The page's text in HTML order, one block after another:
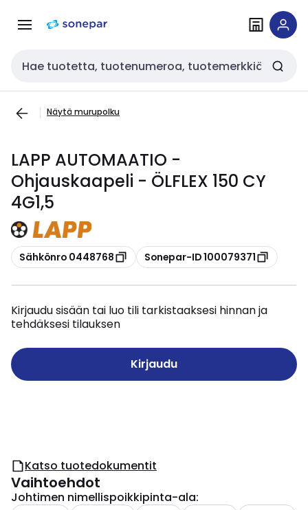
navigointiinsisältöön
Haku
Näytä murupolku
LAPP AUTOMAATIO -
Ohjauskaapeli - ÖLFLEX 150 CY
4G1,5
Kopioi
Sähkönro 0448768 Kopioi
Sonepar-ID 100079371
Kirjaudu sisään tai luo tili tarkistaaksesi hinnan ja
tehdäksesi tilauksen
Kirjaudu
Katso tuotedokumentit
Vaihtoehdot
Johtimen nimellispoikkipinta-ala: